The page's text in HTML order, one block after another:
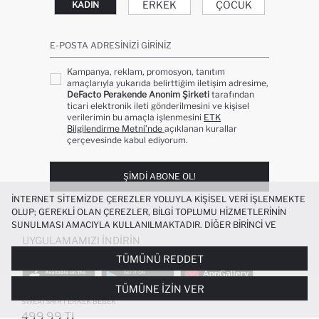
%100 PAMUK BISIKLET YAKA ÇIZGILI
SWEATSHIRT ERKEK BEBEK
KADIN ERKEK ÇOCUK
E-POSTA ADRESINIZI GIRINIZ
Kampanya, reklam, promosyon, tanıtım
amaçlarıyla yukarıda belirttiğim iletişim adresime,
DeFacto Perakende Anonim Şirketi tarafından
ticari elektronik ileti gönderilmesini ve kişisel
verilerimin bu amaçla işlenmesini ETK
Bilgilendirme Metni’nde açıklanan kurallar
çerçevesinde kabul ediyorum.
ŞIMDI ABONE OL!
UYGULAMAMIZI İNDIRIN
İNTERNET SITEMIZDE ÇEREZLER YOLUYLA KIŞISEL VERI IŞLENMEKTE
OLUP; GEREKLI OLAN ÇEREZLER, BILGI TOPLUMU HIZMETLERININ
SUNULMASI AMACIYLA KULLANILMAKTADIR. DIĞER BIRINCI VE
ÜÇÜNCÜ TARAF ÇEREZLER ISE SIZE DAHA IYI BIR ALIŞVERIŞ
DENEYIMI SUNULABILMESI, SITEMIZIN DAHA IŞLEVSEL KILINMASI VE
KIŞISELLEŞTIRMESI VE AÇIK RIZA VERMENIZ HALINDE, SIZLERE
YÖNELIK PAZARLAMA FAALIYETLERININ YAPILMASI AMAÇLARIYLA
SINIRLI OLARAK KULLANILACAKTIR. ÇEREZLERE DAIR TERCIHLERINIZI
ÇEREZ TERCIHLERIPANELI ARACILIĞIYLA HER ZAMAN YÖNETEBILIR,
ÇEREZLERLE ILGILI DAHA DETAYLI BILGIYE
TÜMÜNÜ REDDET
TÜMÜNE İZIN VER